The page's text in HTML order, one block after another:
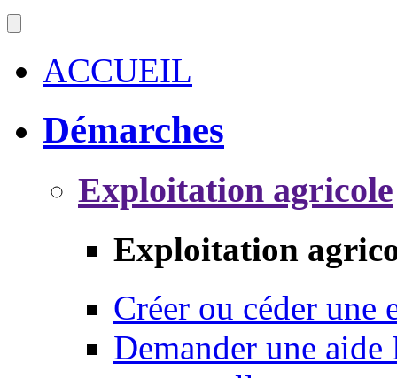
ACCUEIL
Démarches
Exploitation agricole
Exploitation
Créer ou céder une
Demander une